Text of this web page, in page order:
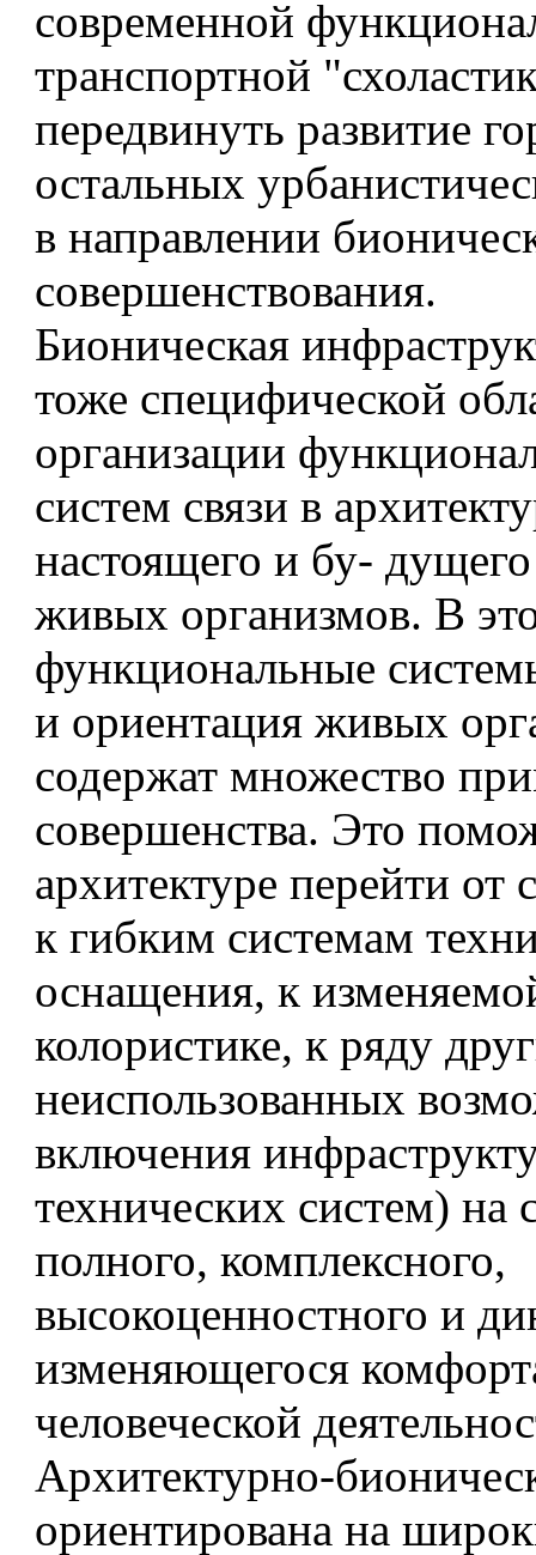
современной
транспортной
передвинуть развитие
остальных
в направлении
совершенствования.
Бионическая
тоже специфической
организации
систем связи в
настоящего и бу-
живых организмов. В
функциональные
и ориентация живых
содержат множество
совершенства. Это
архитектуре перейти от
к гибким системам
оснащения, к
колористике, к ряду
неиспользованных
включения
технических систем) на
полного, комплексного,
высокоценностного и
изменяющегося
человеческой
Архитектурно-
ориентирована на